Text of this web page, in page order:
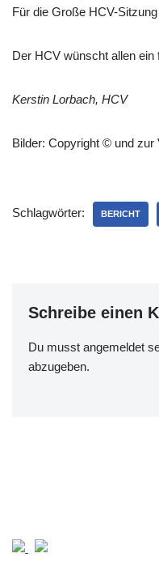
Für die Große HCV-
Der HCV wünscht allen
Kerstin Lorbach, HCV
Bilder: Copyright © und zur
Schlagwörter: BERICHT
Schreibe einen
Du musst angemeldet
abzugeben.